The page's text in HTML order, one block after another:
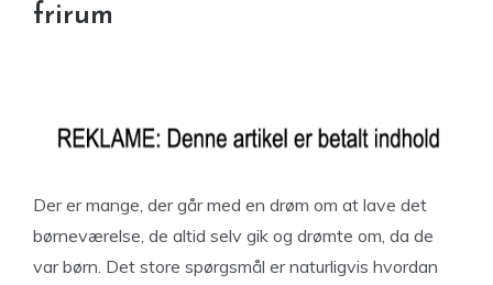
frirum
Der er mange, der går med en drøm om at lave det
børneværelse, de altid selv gik og drømte om, da de
var børn. Det store spørgsmål er naturligvis hvordan